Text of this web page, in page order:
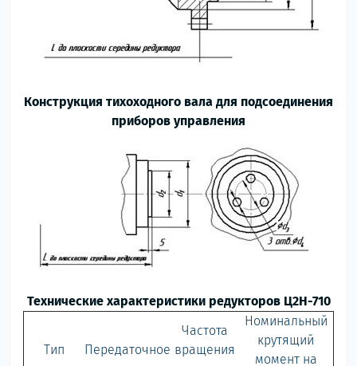
Конструкция тихоходного вала для подсоединения
приборов управления
Технические характеристики редукторов Ц2Н-710
Тип
Передаточное
Частота
вращения
Номинальный
крутящий
момент на